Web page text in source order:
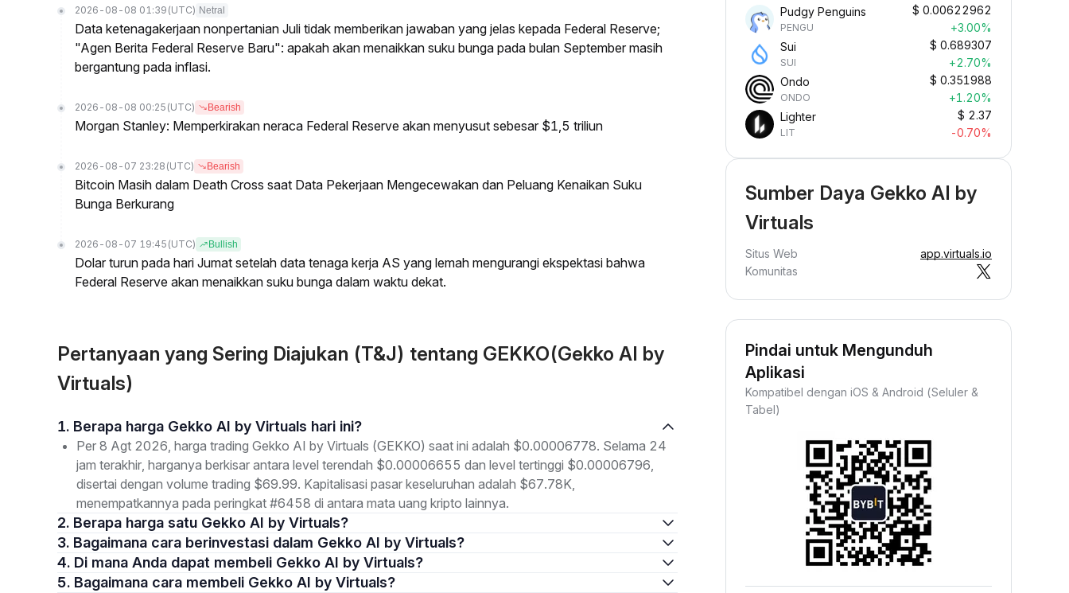
2026-08-08 01:39 (UTC) Netral
Data ketenagakerjaan nonpertanian Juli tidak memberikan jawaban yang jelas kepada Federal Reserve;
"Agen Berita Federal Reserve Baru": apakah akan menaikkan suku bunga pada bulan September masih
bergantung pada inflasi.
2026-08-08 00:25 (UTC) Bearish
Morgan Stanley: Memperkirakan neraca Federal Reserve akan menyusut sebesar $1,5 triliun
2026-08-07 23:28 (UTC) Bearish
Bitcoin Masih dalam Death Cross saat Data Pekerjaan Mengecewakan dan Peluang Kenaikan Suku
Bunga Berkurang
2026-08-07 19:45 (UTC) Bullish
Dolar turun pada hari Jumat setelah data tenaga kerja AS yang lemah mengurangi ekspektasi bahwa
Federal Reserve akan menaikkan suku bunga dalam waktu dekat.
Pertanyaan yang Sering Diajukan (T&J) tentang GEKKO(Gekko AI by
Virtuals)
1. Berapa harga Gekko AI by Virtuals hari ini?
Per 8 Agt 2026, harga trading Gekko AI by Virtuals (GEKKO) saat ini adalah $0.00006778. Selama 24
jam terakhir, harganya berkisar antara level terendah $0.00006655 dan level tertinggi $0.00006796,
disertai dengan volume trading $69.99. Kapitalisasi pasar keseluruhan adalah $67.78K,
menempatkannya pada peringkat #6458 di antara mata uang kripto lainnya.
2. Berapa harga satu Gekko AI by Virtuals?
3. Bagaimana cara berinvestasi dalam Gekko AI by Virtuals?
4. Di mana Anda dapat membeli Gekko AI by Virtuals?
5. Bagaimana cara membeli Gekko AI by Virtuals?
Pudgy Penguins
PENGU
$ 0.00622962
+3.00%
Sui
SUI
$ 0.689307
+2.70%
Ondo
ONDO
$ 0.351988
+1.20%
Lighter
LIT
$ 2.37
-0.70%
Sumber Daya Gekko AI by
Virtuals
Situs Web
app.virtuals.io
Komunitas
Pindai untuk Mengunduh
Aplikasi
Kompatibel dengan iOS & Android (Seluler &
Tabel)